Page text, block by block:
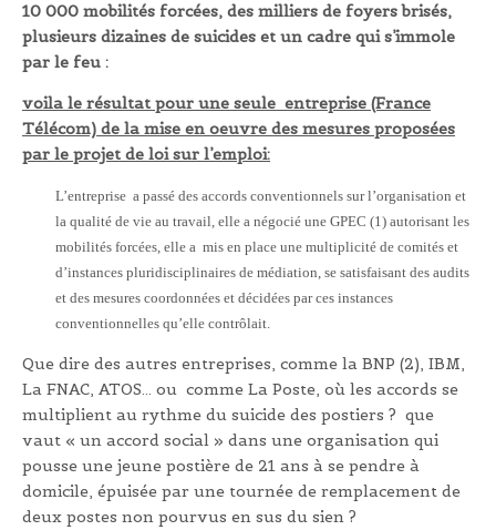
10 000 mobilités forcées, des milliers de foyers brisés,
plusieurs dizaines de suicides et un cadre qui s’immole
par le feu :
voila le résultat pour une seule entreprise (France
Télécom) de la mise en oeuvre des mesures proposées
par le projet de loi sur l’emploi:
L’entreprise a passé des accords conventionnels sur l’organisation et
la qualité de vie au travail, elle a négocié une GPEC (1) autorisant les
mobilités forcées, elle a mis en place une multiplicité de comités et
d’instances pluridisciplinaires de médiation, se satisfaisant des audits
et des mesures coordonnées et décidées par ces instances
conventionnelles qu’elle contrôlait.
Que dire des autres entreprises, comme la BNP (2), IBM,
La FNAC, ATOS… ou comme La Poste, où les accords se
multiplient au rythme du suicide des postiers ? que
vaut « un accord social » dans une organisation qui
pousse une jeune postière de 21 ans à se pendre à
domicile, épuisée par une tournée de remplacement de
deux postes non pourvus en sus du sien ?